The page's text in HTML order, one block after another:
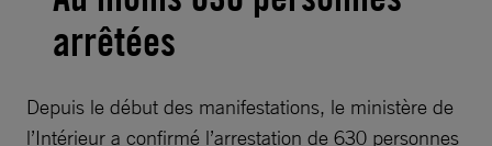
arrêtées
Depuis le début des manifestations, le ministère de
l’Intérieur a confirmé l’arrestation de 630 personnes